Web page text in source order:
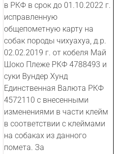
в РКФ в срок до 01.10.2022 г.
исправленную
общепометную карту на
собак породы чихуахуа, д.р.
02.02.2019 г. от кобеля Май
Шоко Плеже РКФ 4788493 и
суки Вундер Хунд
Единственная Валюта РКФ
4572110 с внесенными
изменениями в части клейм
в соответствии с клеймами
на собаках из данного
помета. За